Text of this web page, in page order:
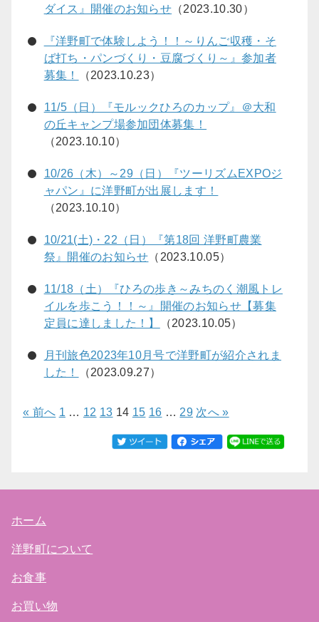
ダイス』開催のお知らせ （2023.10.30）
『洋野町で体験しよう！！～りんご収穫・そ
ば打ち・パンづくり・豆腐づくり～』参加者
募集！
（2023.10.23）
11/5（日）『モルックひろのカップ』＠大和
の丘キャンプ場参加団体募集！
（2023.10.10）
10/26（木）～29（日）『ツーリズムEXPOジ
ャパン』に洋野町が出展します！
（2023.10.10）
10/21(土)・22（日）『第18回 洋野町農業
祭』開催のお知らせ （2023.10.05）
11/18（土）『ひろの歩き～みちのく潮風トレ
イルを歩こう！！～』開催のお知らせ【募集
定員に達しました！】
（2023.10.05）
月刊旅色2023年10月号で洋野町が紹介されま
した！
（2023.09.27）
« 前へ 1 … 12 13 14 15 16 … 29 次へ »
ホーム
洋野町について
お食事
お買い物